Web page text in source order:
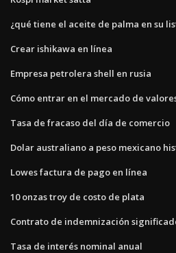
¿qué tiene el aceite de palma en su
Crear ishikawa en línea
Empresa petrolera shell en rusia
Cómo entrar en el mercado de
Tasa de fracaso del día de comercio
Dolar australiano a peso mexicano
Lowes factura de pago en línea
10 onzas troy de costo de plata
Contrato de indemnización
Tasa de interés nominal anual